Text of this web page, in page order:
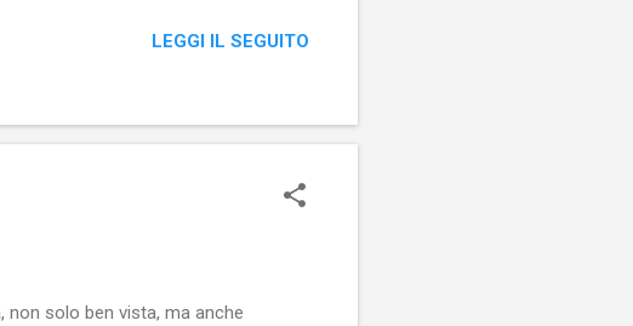
LEGGI IL SEGUITO
non solo ben vista, ma anche